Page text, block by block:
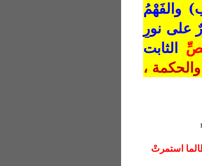
والفَهْمُ
على نورٍ
الثابت
والحكمة ،
لن يكتمل طالما استمرتْ